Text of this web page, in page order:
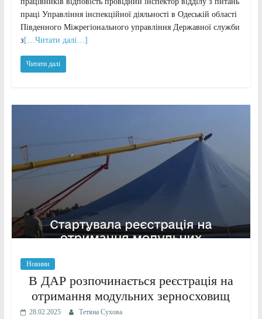
праці Управління інспекційної діяльності в Одеській області
Південного Міжрегіонального управління Державної служби
з […Читати далі…]
Читати далі
Новини
В ДАР розпочинається реєстрація на
отримання модульних зерносховищ
28.02.2025 Тетяна Сухова